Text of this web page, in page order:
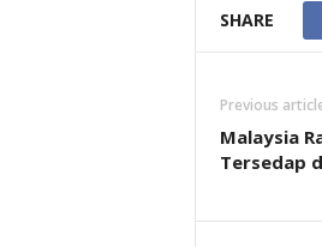
SHARE
Previous
Malaysia
Tersedap